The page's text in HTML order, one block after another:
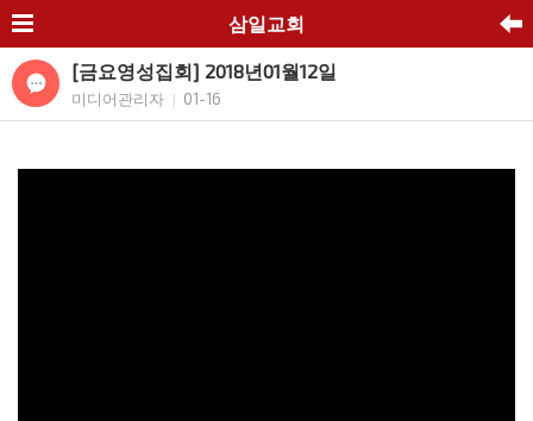
삼일교회
[금요영성집회] 2018년01월12일
미디어관리자 01-16